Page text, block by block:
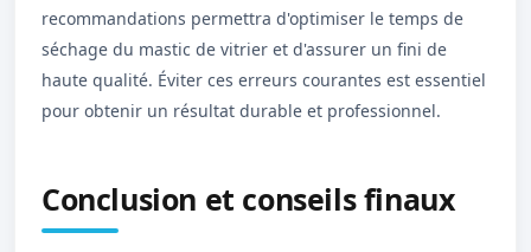
recommandations permettra d'optimiser le temps de
séchage du mastic de vitrier et d'assurer un fini de
haute qualité. Éviter ces erreurs courantes est essentiel
pour obtenir un résultat durable et professionnel.
Conclusion et conseils finaux